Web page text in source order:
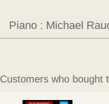
Piano : Michael
Customers who bought